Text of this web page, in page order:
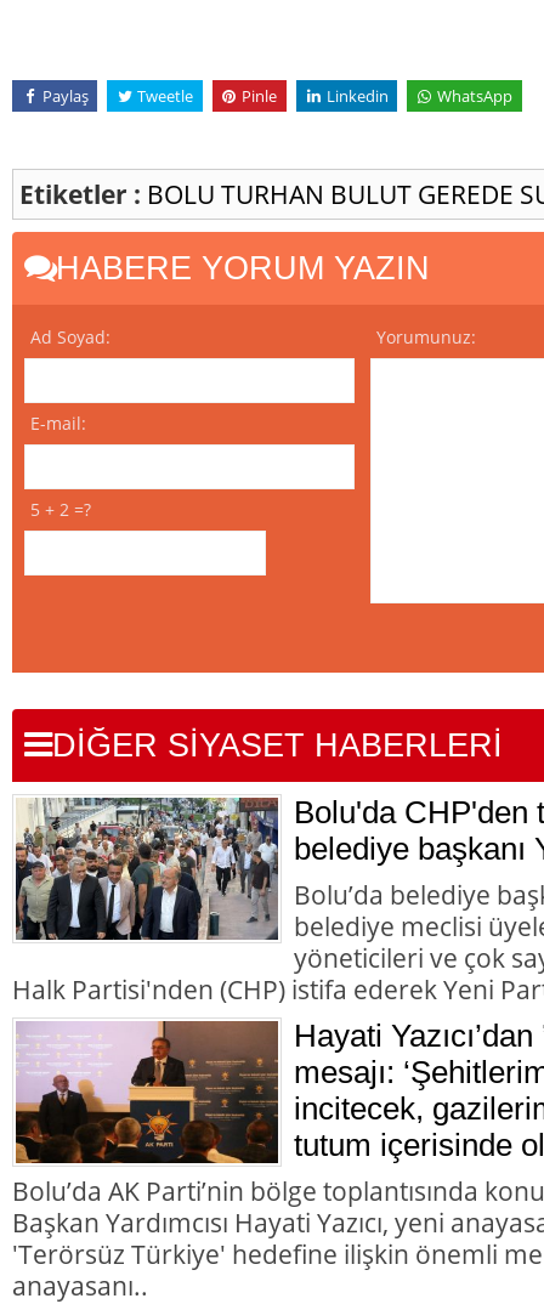
Paylaş Tweetle Pinle Linkedin WhatsApp
Etiketler : BOLU TURHAN BULUT GEREDE
HABERE YORUM YAZIN
Ad Soyad:
E-mail:
5 + 2 =?
Yorumunuz:
DİĞER SİYASET HABERLERİ
Bolu'da CHP'den
belediye başkanı
Bolu’da belediye
belediye meclisi
yöneticileri ve çok
Halk Partisi'nden (CHP) istifa ederek Yeni
Hayati
mesajı:
incitecek,
tutum içerisinde
Bolu’da AK Parti’nin bölge toplantısında
Başkan Yardımcısı Hayati Yazıcı, yeni
'Terörsüz Türkiye' hedefine ilişkin önemli
anayasanı..